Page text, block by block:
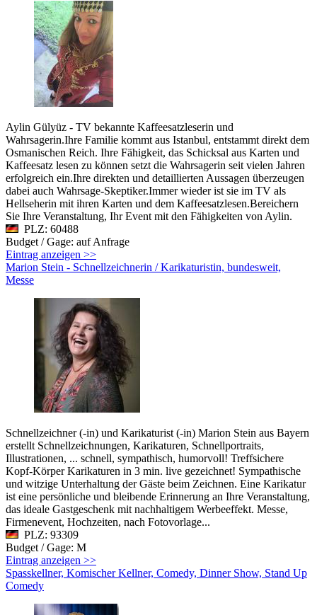
Aylin Gülyüz - TV bekannte Kaffeesatzleserin und
Wahrsagerin.Ihre Familie kommt aus Istanbul, entstammt direkt dem
Osmanischen Reich. Ihre Fähigkeit, das Schicksal aus Karten und
Kaffeesatz lesen zu können setzt die Wahrsagerin seit vielen Jahren
erfolgreich ein.Ihre direkten und detaillierten Aussagen überzeugen
dabei auch Wahrsage-Skeptiker.Immer wieder ist sie im TV als
Hellseherin mit ihren Karten und dem Kaffeesatzlesen.Bereichern
Sie Ihre Veranstaltung, Ihr Event mit den Fähigkeiten von Aylin.
PLZ: 60488
Budget / Gage: auf Anfrage
Eintrag anzeigen >>
Marion Stein - Schnellzeichnerin / Karikaturistin, bundesweit,
Messe
Schnellzeichner (-in) und Karikaturist (-in) Marion Stein aus Bayern
erstellt Schnellzeichnungen, Karikaturen, Schnellportraits,
Illustrationen, ... schnell, sympathisch, humorvoll! Treffsichere
Kopf-Körper Karikaturen in 3 min. live gezeichnet! Sympathische
und witzige Unterhaltung der Gäste beim Zeichnen. Eine Karikatur
ist eine persönliche und bleibende Erinnerung an Ihre Veranstaltung,
das ideale Gastgeschenk mit nachhaltigem Werbeeffekt. Messe,
Firmenevent, Hochzeiten, nach Fotovorlage...
PLZ: 93309
Budget / Gage: M
Eintrag anzeigen >>
Spasskellner, Komischer Kellner, Comedy, Dinner Show, Stand Up
Comedy